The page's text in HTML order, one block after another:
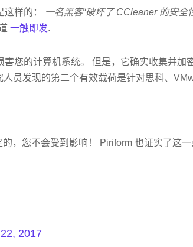
这样的：
一名黑客“破坏了 CCleaner 的安全
一触即发.
您的计算机系统。 但是，它确实收集并加
员发现的第二个有效载荷是针对思科、
，您不会受到影响！ Piriform 也证实了这
2017